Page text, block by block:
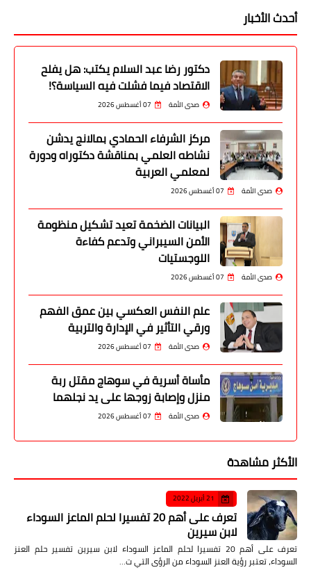
أحدث الأخبار
دكتور رضا عبد السلام يكتب: هل يفلح
الاقتصاد فيما فشلت فيه السياسة؟!
صدى الأمة 07 أغسطس 2026
مركز الشرفاء الحمادي بمالانج يدشن
نشاطه العلمي بمناقشة دكتوراه ودورة
لمعلمي العربية
صدى الأمة 07 أغسطس 2026
البيانات الضخمة تعيد تشكيل منظومة
الأمن السيبراني وتدعم كفاءة
اللوجستيات
صدى الأمة 07 أغسطس 2026
علم النفس العكسي بين عمق الفهم
ورقي التأثير في الإدارة والتربية
صدى الأمة 07 أغسطس 2026
مأساة أسرية في سوهاج مقتل ربة
منزل وإصابة زوجها على يد نجلهما
صدى الأمة 07 أغسطس 2026
الأكثر مشاهدة
21 أبريل 2022
تعرف على أهم 20 تفسيرا لحلم الماعز السوداء
لابن سيرين
تعرف على أهم 20 تفسيرا لحلم الماعز السوداء لابن سيرين تفسير حلم العنز
السوداء، تعتبر رؤية العنز السوداء من الرؤى التي ت…